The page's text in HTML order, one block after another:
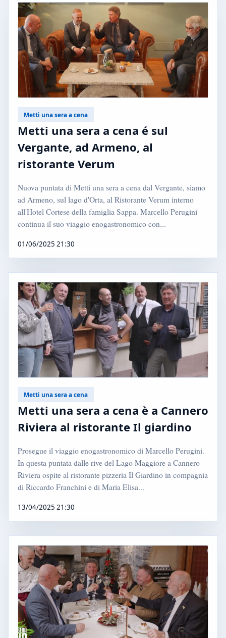
Metti una sera a cena
Metti una sera a cena é sul
Vergante, ad Armeno, al
ristorante Verum
Nuova puntata di Metti una sera a cena dal Vergante, siamo
ad Armeno, sul lago d'Orta, al Ristorante Verum interno
all'Hotel Cortese della famiglia Sappa. Marcello Perugini
continua il suo viaggio enogastronomico con...
01/06/2025 21:30
Metti una sera a cena
Metti una sera a cena è a Cannero
Riviera al ristorante Il giardino
Prosegue il viaggio enogastronomico di Marcello Perugini.
In questa puntata dalle rive del Lago Maggiore a Cannero
Riviera ospite al ristorante pizzeria Il Giardino in compagnia
di Riccardo Franchini e di Maria Elisa...
13/04/2025 21:30